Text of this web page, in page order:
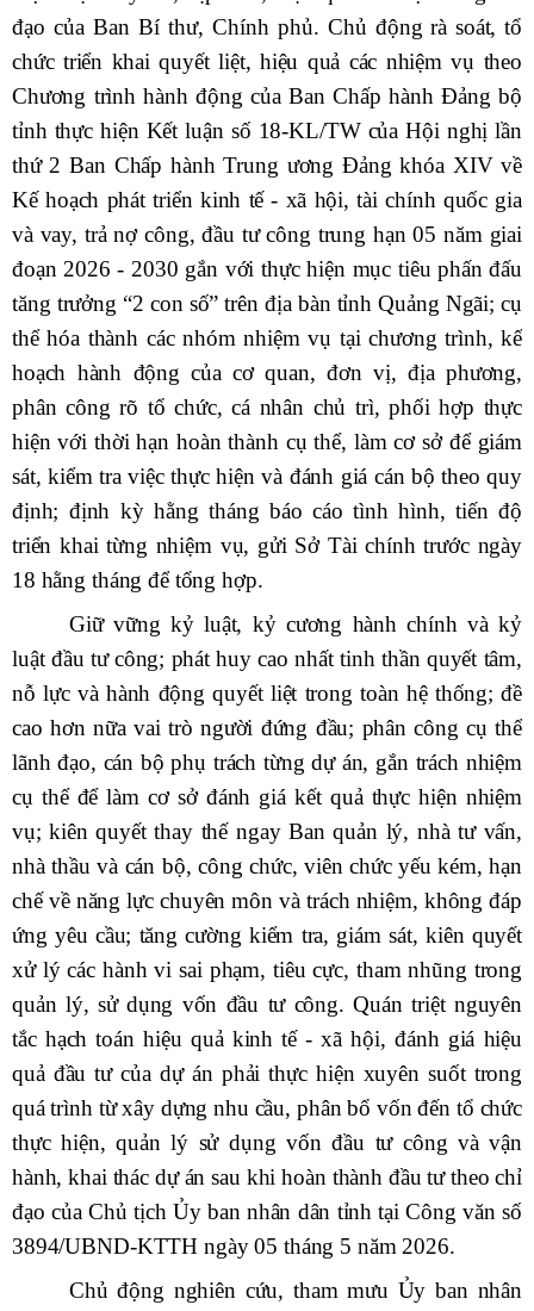
đạo của Ban Bí thư, Chính phủ.Chủ động rà soát, tổ
chức triển khai quyết liệt, hiệu quả các nhiệm vụ theo
Chương trình hành động của Ban Chấp hành Đảng bộ
tỉnh thực hiện Kết luận số 18-KL/TW của Hội nghị lần
thứ 2 Ban Chấp hành Trung ương Đảng khóa XIV về
Kế hoạch phát triển kinh tế - xã hội, tài chính quốc gia
và vay, trả nợ công, đầu tư công trung hạn 05 năm giai
đoạn 2026 - 2030 gắn với thực hiện mục tiêu phấn đấu
tăng trưởng “2 con số” trên địa bàn tỉnh Quảng Ngãi; cụ
thể hóa thành các nhóm nhiệm vụ tại chương trình, kế
hoạch hành động của cơ quan, đơn vị, địa phương,
phân công rõ tổ chức, cá nhân chủ trì, phối hợp thực
hiện với thời hạn hoàn thành cụ thể, làm cơ sở để giám
sát, kiểm tra việc thực hiện và đánh giá cán bộ theo quy
định; định kỳ hằng tháng báo cáo tình hình, tiến độ
triển khai từng nhiệm vụ, gửi Sở Tài chính trước ngày
18 hằng tháng để tổng hợp.
Giữ vững kỷ luật, kỷ cương hành chính và kỷ
luật đầu tư công; phát huy cao nhất tinh thần quyết tâm,
nỗ lực và hành động quyết liệt trong toàn hệ thống; đề
cao hơn nữa vai trò người đứng đầu; phân công cụ thể
lãnh đạo, cán bộ phụ trách từng dự án, gắn trách nhiệm
cụ thể để làm cơ sở đánh giá kết quả thực hiện nhiệm
vụ; kiên quyết thay thế ngay Ban quản lý, nhà tư vấn,
nhà thầu và cán bộ, công chức, viên chức yếu kém, hạn
chế về năng lực chuyên môn và trách nhiệm, không đáp
ứng yêu cầu; tăng cường kiểm tra, giám sát, kiên quyết
xử lý các hành vi sai phạm, tiêu cực, tham nhũng trong
quản lý, sử dụng vốn đầu tư công. Quán triệt nguyên
tắc hạch toán hiệu quả kinh tế - xã hội, đánh giá hiệu
quả đầu tư của dự án phải thực hiện xuyên suốt trong
quá trình từ xây dựng nhu cầu, phân bổ vốn đến tổ chức
thực hiện, quản lý sử dụng vốn đầu tư công và vận
hành, khai thác dự án sau khi hoàn thành đầu tư theo chỉ
đạo của Chủ tịch Ủy ban nhân dân tỉnh tại Công văn số
3894/UBND-KTTH ngày 05 tháng 5 năm 2026.
Chủ động nghiên cứu, tham mưu Ủy ban nhân